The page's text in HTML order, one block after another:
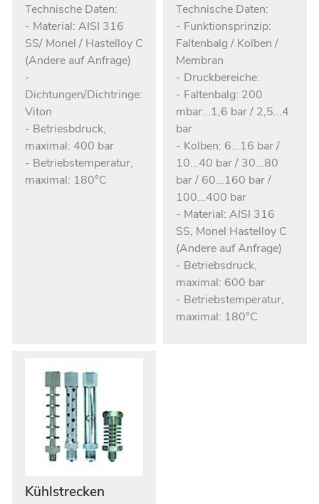
Technische Daten:
- Material: AISI 316
SS/ Monel / Hastelloy C
(Andere auf Anfrage)
-
Dichtungen/Dichtringe:
Viton
- Betriesbdruck,
maximal: 400 bar
- Betriebstemperatur,
maximal: 180°C
Technische Daten:
- Funktionsprinzip:
Faltenbalg / Kolben /
Membran
- Druckbereiche:
- Faltenbalg: 200
mbar...1,6 bar / 2,5...4
bar
- Kolben: 6...16 bar /
10...40 bar / 30...80
bar / 60...160 bar /
100...400 bar
- Material: AISI 316
SS, Monel Hastelloy C
(Andere auf Anfrage)
- Betriebsdruck,
maximal: 600 bar
- Betriebstemperatur,
maximal: 180°C
Kühlstrecken